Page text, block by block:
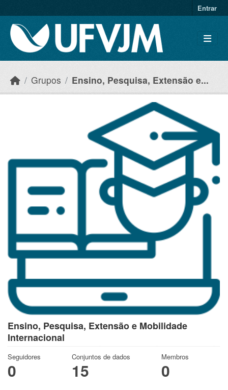
Entrar
Grupos Ensino, Pesquisa, Extensão e...
Ensino, Pesquisa, Extensão e Mobilidade
Internacional
Seguidores
0
Conjuntos de dados
15
Membros
0